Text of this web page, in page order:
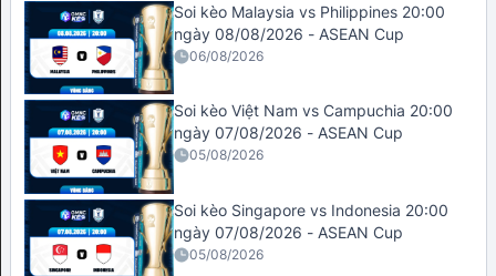
Soi kèo Malaysia vs Philippines 20:00
ngày 08/08/2026 - ASEAN Cup
06/08/2026
Soi kèo Việt Nam vs Campuchia 20:00
ngày 07/08/2026 - ASEAN Cup
05/08/2026
Soi kèo Singapore vs Indonesia 20:00
ngày 07/08/2026 - ASEAN Cup
05/08/2026